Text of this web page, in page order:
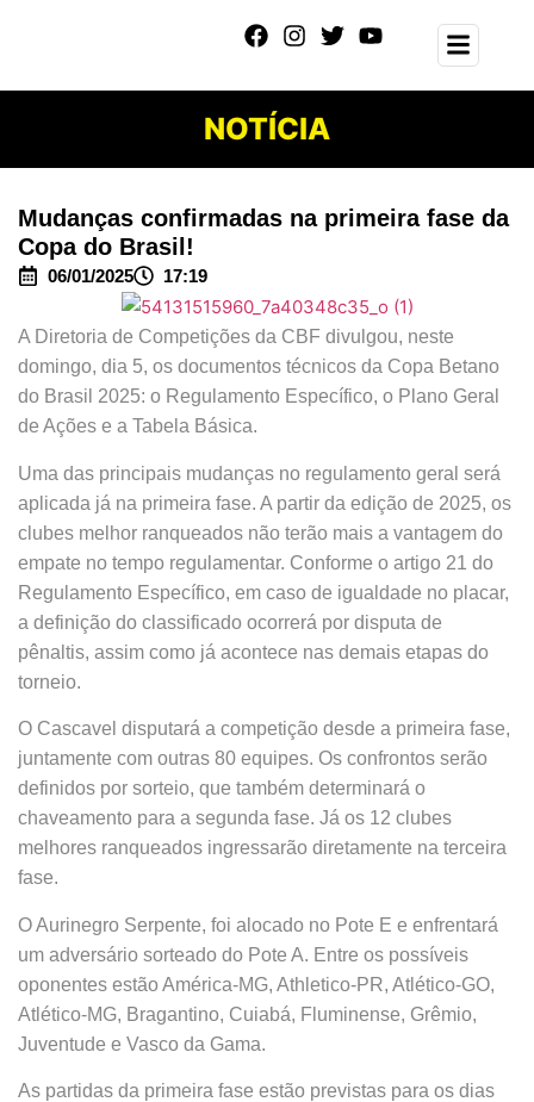
NOTÍCIA
Mudanças confirmadas na primeira fase da
Copa do Brasil!
06/01/2025 17:19
A Diretoria de Competições da CBF divulgou, neste
domingo, dia 5, os documentos técnicos da Copa Betano
do Brasil 2025: o Regulamento Específico, o Plano Geral
de Ações e a Tabela Básica.
Uma das principais mudanças no regulamento geral será
aplicada já na primeira fase. A partir da edição de 2025, os
clubes melhor ranqueados não terão mais a vantagem do
empate no tempo regulamentar. Conforme o artigo 21 do
Regulamento Específico, em caso de igualdade no placar,
a definição do classificado ocorrerá por disputa de
pênaltis, assim como já acontece nas demais etapas do
torneio.
O Cascavel disputará a competição desde a primeira fase,
juntamente com outras 80 equipes. Os confrontos serão
definidos por sorteio, que também determinará o
chaveamento para a segunda fase. Já os 12 clubes
melhores ranqueados ingressarão diretamente na terceira
fase.
O Aurinegro Serpente, foi alocado no Pote E e enfrentará
um adversário sorteado do Pote A. Entre os possíveis
oponentes estão América-MG, Athletico-PR, Atlético-GO,
Atlético-MG, Bragantino, Cuiabá, Fluminense, Grêmio,
Juventude e Vasco da Gama.
As partidas da primeira fase estão previstas para os dias